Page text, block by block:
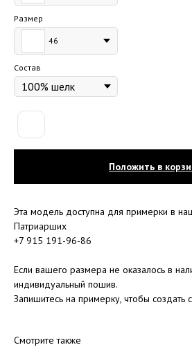
Размер
46
Состав
Положить в
Эта модель доступна для примерки в
Патриарших
+7 915 191-96-86
Если вашего размера не оказалось в
индивидуальный пошив.
Запишитесь на примерку, чтобы создать
Смотрите также